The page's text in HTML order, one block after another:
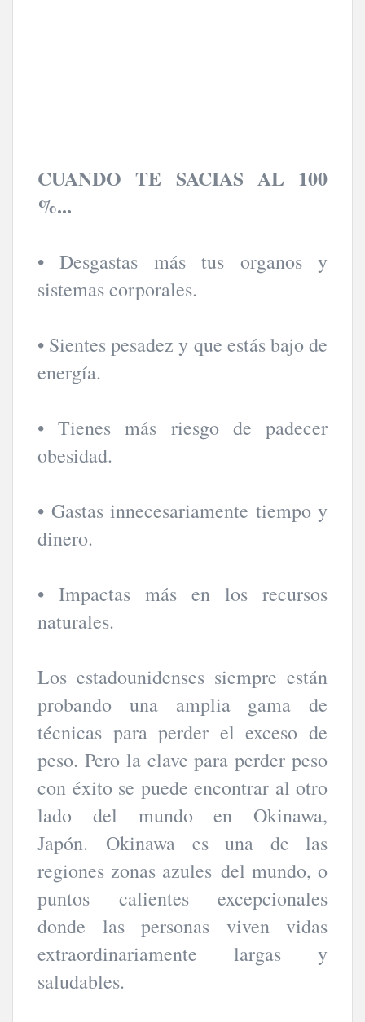
CUANDO TE SACIAS AL 100
%...
• Desgastas más tus organos y
sistemas corporales.
• Sientes pesadez y que estás bajo de
energía.
• Tienes más riesgo de padecer
obesidad.
• Gastas innecesariamente tiempo y
dinero.
• Impactas más en los recursos
naturales.
Los estadounidenses siempre están
probando una amplia gama de
técnicas para perder el exceso de
peso. Pero la clave para perder peso
con éxito se puede encontrar al otro
lado del mundo en Okinawa,
Japón. Okinawa es una de las
regiones zonas azules del mundo, o
puntos calientes excepcionales
donde las personas viven vidas
extraordinariamente largas y
saludables.